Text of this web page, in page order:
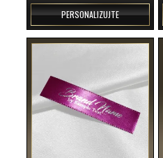
PERSONALIZUJTE